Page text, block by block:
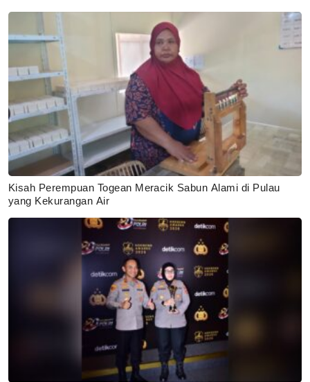
Kisah Perempuan Togean Meracik Sabun Alami di Pulau
yang Kekurangan Air